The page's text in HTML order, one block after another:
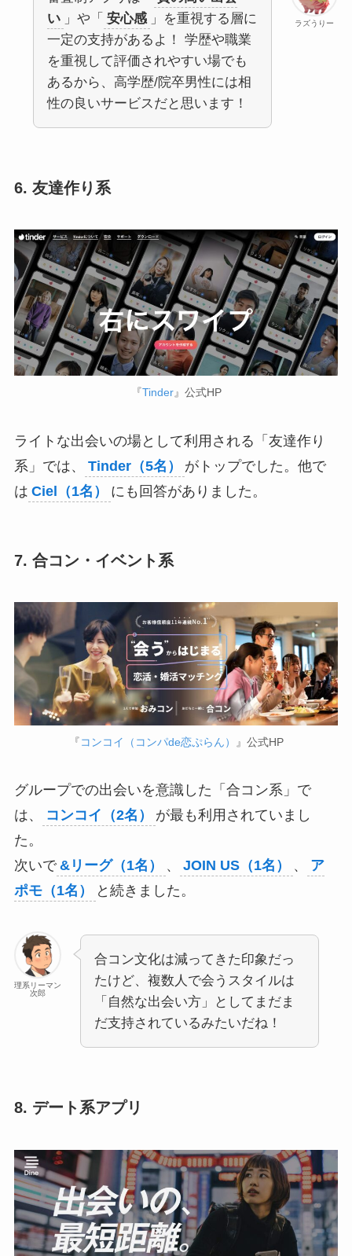
ラズうりー
い 」や「 安心感 」を重視する層に
一定の支持があるよ！ 学歴や職業
を重視して評価されやすい場でも
あるから、高学歴/院卒男性には相
性の良いサービスだと思います！
6. 友達作り系
『Tinder』公式HP
ライトな出会いの場として利用される「友達作り
系」では、
Tinder（5名）
がトップでした。他で
は Ciel（1名） にも回答がありました。
7. 合コン・イベント系
『コンコイ（コンパde恋ぷらん） 』公式HP
グループでの出会いを意識した「合コン系」で
は、
コンコイ（2名）
が最も利用されていまし
た。
次いで &リーグ（1名） 、 JOIN US（1名） 、
ア
ポモ（1名）
と続きました。
理系リーマン
次郎
合コン文化は減ってきた印象だっ
たけど、複数人で会うスタイルは
「自然な出会い方」としてまだま
だ支持されているみたいだね！
8. デート系アプリ